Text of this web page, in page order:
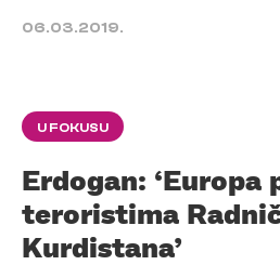
06.03.2019.
U FOKUSU
Erdogan: ‘Europa
teroristima
Kurdistana’